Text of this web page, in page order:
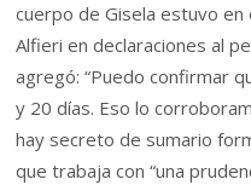
cuerpo de Gisela estuvo en
Alfieri en declaraciones al
agregó: “Puedo confirmar
y 20 días. Eso lo
hay secreto de sumario
que trabaja con “una